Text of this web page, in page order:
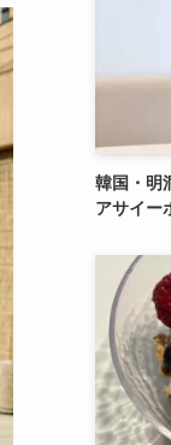
韓国・明
アサイー